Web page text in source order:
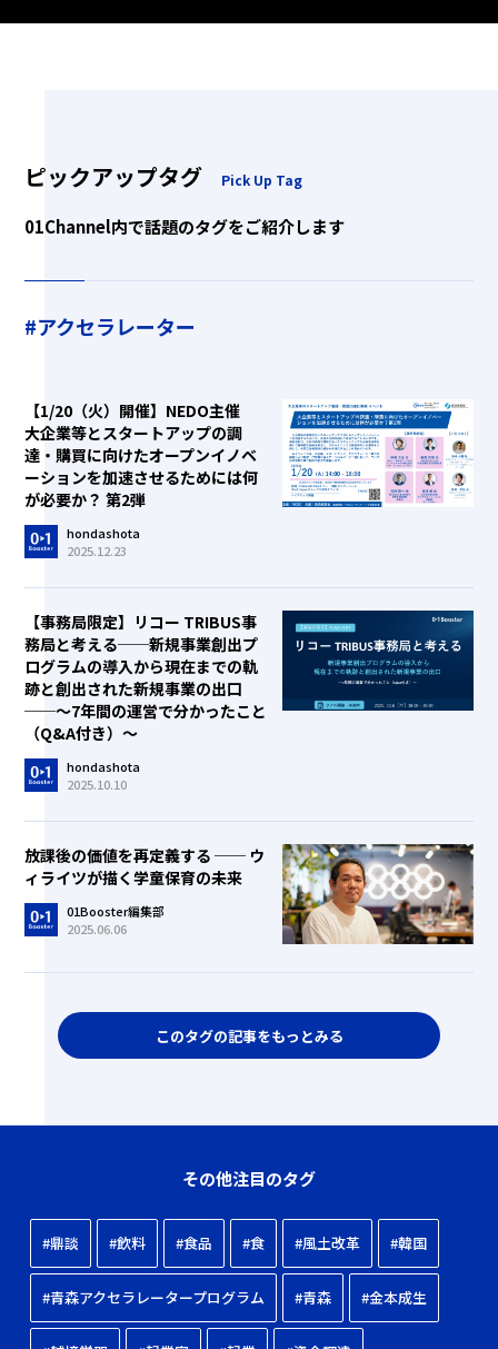
ピックアップタグ Pick Up Tag
01Channel内で話題のタグをご紹介します
#アクセラレーター
【1/20（火）開催】NEDO主催
大企業等とスタートアップの調
達・購買に向けたオープンイノベ
ーションを加速させるためには何
が必要か？ 第2弾
hondashota
2025.12.23
【事務局限定】リコー TRIBUS事
務局と考える──新規事業創出プ
ログラムの導入から現在までの軌
跡と創出された新規事業の出口
──～7年間の運営で分かったこと
（Q&A付き）～
hondashota
2025.10.10
放課後の価値を再定義する ── ウ
ィライツが描く学童保育の未来
01Booster編集部
2025.06.06
このタグの記事をもっとみる
その他注目のタグ
#鼎談 #飲料 #食品 #食 #風土改革 #韓国
#青森アクセラレータープログラム #青森 #金本成生